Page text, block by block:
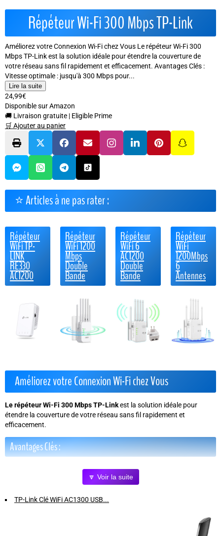
Répéteur Wi-Fi 300 Mbps TP-Link
Améliorez votre Connexion Wi-Fi chez Vous Le répéteur Wi-Fi 300
Mbps TP-Link est la solution idéale pour étendre la couverture de
votre réseau sans fil rapidement et efficacement. Avantages Clés :
Vitesse optimale : jusqu'à 300 Mbps pour...
Lire la suite
24,99€
Disponible sur Amazon
🚚 Livraison gratuite | Eligible Prime
🛒 Ajouter au panier
⭐ Articles à ne pas rater :
Répéteur
WiFi TP-
LINK
RE330
AC1200
Répéteur
WiFi 1200
Mbps
Double
Bande
Répéteur
WiFi 6
AC1200
Double
Bande
Répéteur
WiFi
1200Mbps
6
Antennes
Améliorez votre Connexion Wi-Fi chez Vous
Le répéteur Wi-Fi 300 Mbps TP-Linkest la solution idéale pour
étendre la couverture de votre réseau sans fil rapidement et
efficacement.
Avantages Clés :
jusqu'à 300 Mbps pour un streaming fluide et
des téléchargements rapides.
intégrée, sans encombrer vos prises murales.
connectez facilement vos appareils filaires
🔽 Voir la suite
TP-Link Clé WiFi AC1300 USB...